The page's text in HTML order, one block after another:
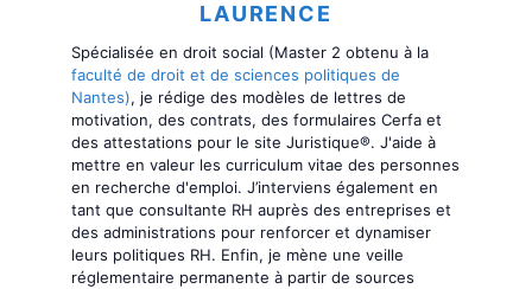
LAURENCE
Spécialisée en droit social (Master 2 obtenu à la
faculté de droit et de sciences politiques de
Nantes), je rédige des modèles de lettres de
motivation, des contrats, des formulaires Cerfa et
des attestations pour le site Juristique®. J'aide à
mettre en valeur les curriculum vitae des personnes
en recherche d'emploi. J’interviens également en
tant que consultante RH auprès des entreprises et
des administrations pour renforcer et dynamiser
leurs politiques RH. Enfin, je mène une veille
réglementaire permanente à partir de sources